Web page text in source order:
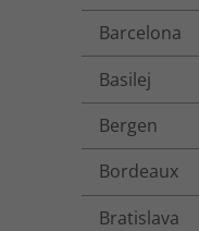
Barcelona
Basilej
Bergen
Bordeaux
Bratislava